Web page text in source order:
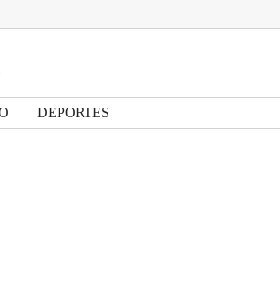
DEPORTES